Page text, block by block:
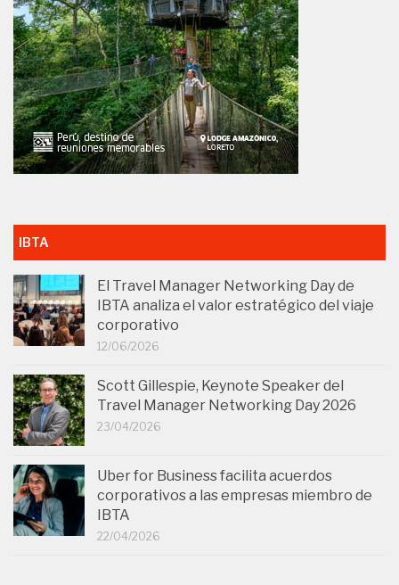
IBTA
El Travel Manager Networking Day de
IBTA analiza el valor estratégico del viaje
corporativo
12/06/2026
Scott Gillespie, Keynote Speaker del
Travel Manager Networking Day 2026
23/04/2026
Uber for Business facilita acuerdos
corporativos a las empresas miembro de
IBTA
22/04/2026